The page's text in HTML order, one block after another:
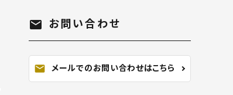
mail お問い合わせ
mail メールでのお問い合わせはこちら